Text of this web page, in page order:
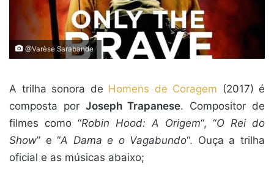
@Varèse Sarabande ‎
A trilha sonora de Homens de Coragem (2017) é
composta por Joseph Trapanese. Compositor de
filmes como “Robin Hood: A Origem“, “O Rei do
Show” e “A Dama e o Vagabundo“. Ouça a trilha
oficial e as músicas abaixo;